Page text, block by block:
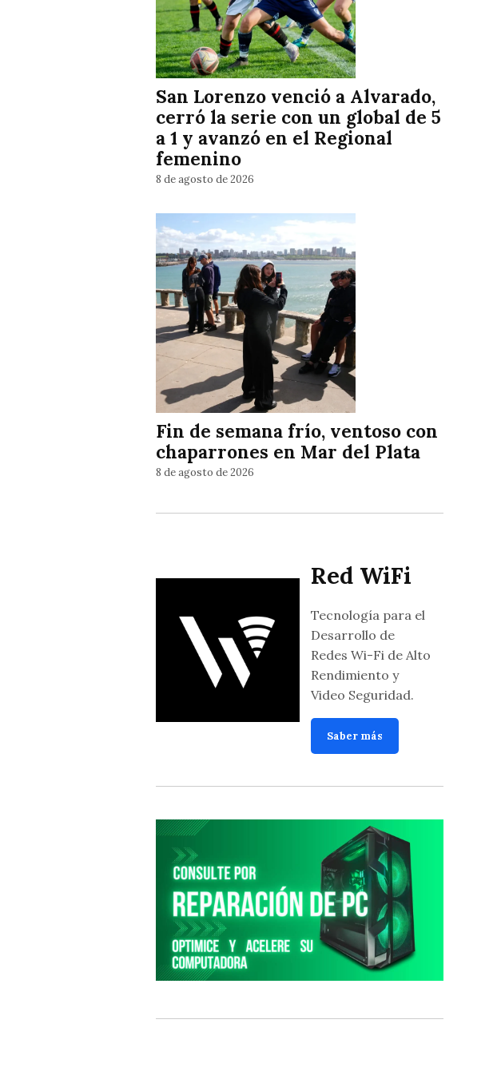
San Lorenzo venció a Alvarado,
cerró la serie con un global de 5
a 1 y avanzó en el Regional
femenino
8 de agosto de 2026
Fin de semana frío, ventoso con
chaparrones en Mar del Plata
8 de agosto de 2026
Red WiFi
Tecnología para el
Desarrollo de
Redes Wi-Fi de Alto
Rendimiento y
Video Seguridad.
Saber más